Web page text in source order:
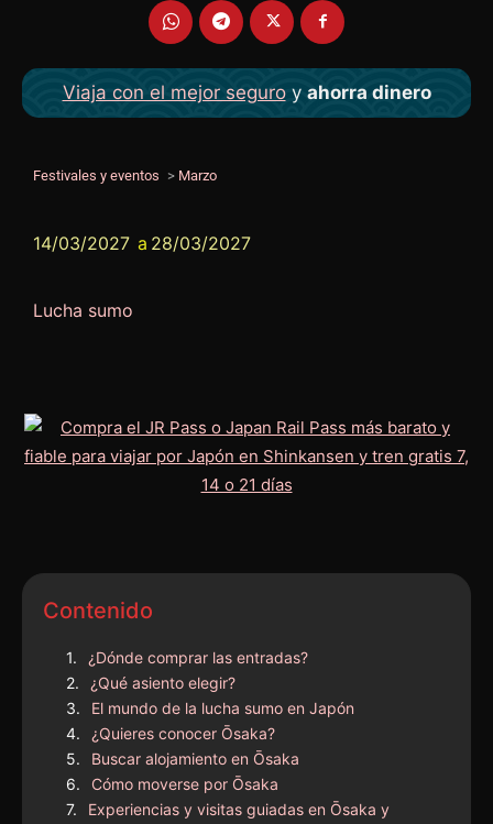
Viaja con el mejor seguroy ahorra dinero
Festivales y eventos > Marzo
14/03/2027 a 28/03/2027
Lucha sumo
Contenido
¿Dónde comprar las entradas?
¿Qué asiento elegir?
El mundo de la lucha sumo en Japón
¿Quieres conocer Ōsaka?
Buscar alojamiento en Ōsaka
Cómo moverse por Ōsaka
Experiencias y visitas guiadas en Ōsaka y